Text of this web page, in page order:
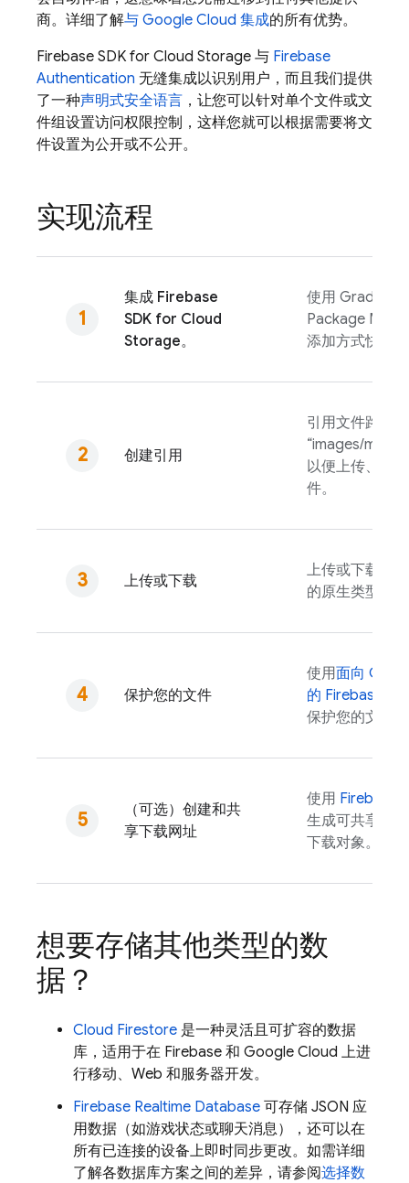
商。详细了解与 Google Cloud 集成的所有优势。
Firebase SDK for Cloud Storage 与 Firebase
Authentication 无缝集成以识别用户，而且我们提供
了一种声明式安全语言 ，让您可以针对单个文件或文
件组设置访问权限控制，这样您就可以根据需要将文
件设置为公开或不公开。
实现流程
集成 Firebase
SDK for Cloud
Storage。
使用 Gradle、
Package
添加方式快速
创建引用
引用文件路径
“images/
以便上传、下
件。
上传或下载
上传或下载为
的原生类型。
保护您的文件
使用面向
的 Firebase
保护您的文件。
（可选）创建和共
享下载网址
使用 Firebase
生成可共享的
下载对象。
想要存储其他类型的数
据？
Cloud Firestore 是一种灵活且可扩容的数据
库，适用于在 Firebase 和 Google Cloud 上进
行移动、Web 和服务器开发。
Firebase Realtime Database 可存储 JSON 应
用数据（如游戏状态或聊天消息），还可以在
所有已连接的设备上即时同步更改。如需详细
了解各数据库方案之间的差异，请参阅选择数